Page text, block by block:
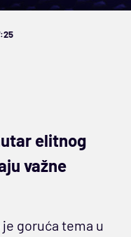
elitnog
važne
goruća tema u